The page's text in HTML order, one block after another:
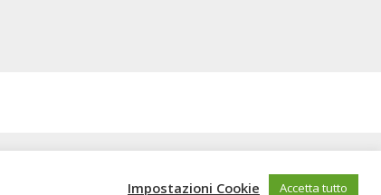
Impostazioni Cookie Accetta tutto